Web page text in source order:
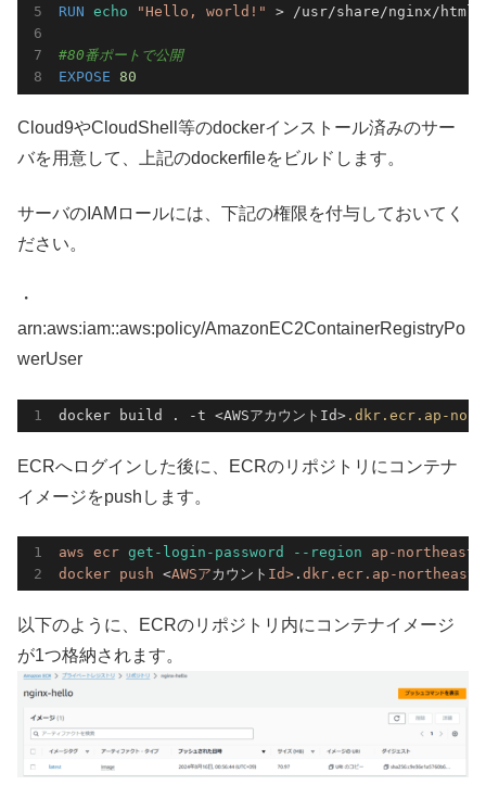
RUN
echo "Hello, world!" > /usr/share/nginx/html/
#80番ポートで公開
EXPOSE
80
Cloud9やCloudShell等のdockerインストール済みのサー
バを用意して、上記のdockerfileをビルドします。
サーバのIAMロールには、下記の権限を付与しておいてく
ださい。
・
arn:aws:iam::aws:policy/AmazonEC2ContainerRegistryPo
werUser
docker build . -t <AWSアカウントId> .dkr .ecr .ap-
ECRへログインした後に、ECRのリポジトリにコンテナ
イメージをpushします。
aws ecr get-login-password --region ap-northeast-
docker push <AWSアカウント Id> .dkr.ecr. ap-northeast-
以下のように、ECRのリポジトリ内にコンテナイメージ
が1つ格納されます。